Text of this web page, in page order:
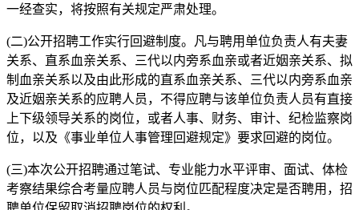
一经查实，将按照有关规定严肃处理。
(二)公开招聘工作实行回避制度。凡与聘用单位负责人有夫妻
关系、直系血亲关系、三代以内旁系血亲或者近姻亲关系、拟
制血亲关系以及由此形成的直系血亲关系、三代以内旁系血亲
及近姻亲关系的应聘人员，不得应聘与该单位负责人员有直接
上下级领导关系的岗位，或者人事、财务、审计、纪检监察岗
位，以及《事业单位人事管理回避规定》要求回避的岗位。
(三)本次公开招聘通过笔试、专业能力水平评审、面试、体检
考察结果综合考量应聘人员与岗位匹配程度决定是否聘用，招